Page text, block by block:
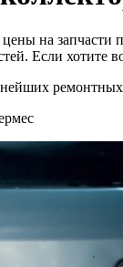
на
Если хотите
ремонтных